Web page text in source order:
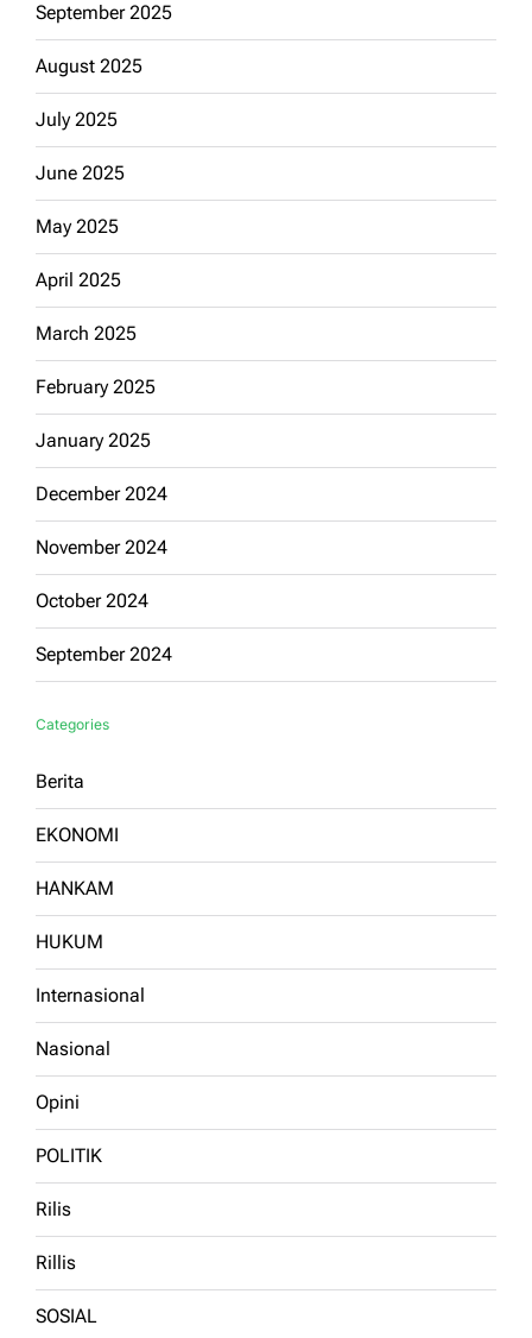
September 2025
August 2025
July 2025
June 2025
May 2025
April 2025
March 2025
February 2025
January 2025
December 2024
November 2024
October 2024
September 2024
Categories
Berita
EKONOMI
HANKAM
HUKUM
Internasional
Nasional
Opini
POLITIK
Rilis
Rillis
SOSIAL